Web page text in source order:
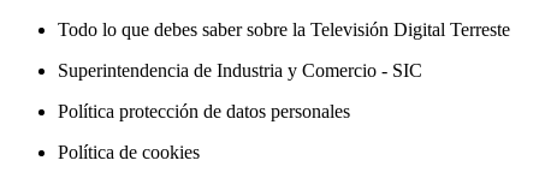
Todo lo que debes saber sobre la Televisión Digital Terreste
Superintendencia de Industria y Comercio - SIC
Política protección de datos personales
Política de cookies